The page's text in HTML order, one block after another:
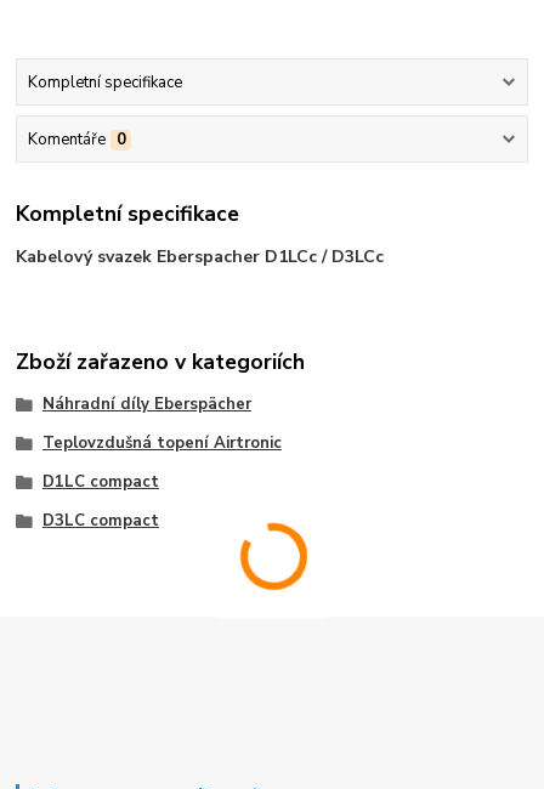
Kompletní specifikace
Komentáře 0
Kompletní specifikace
Kabelový svazek Eberspacher D1LCc / D3LCc
Zboží zařazeno v kategoriích
Náhradní díly Eberspächer
Teplovzdušná topení Airtronic
D1LC compact
D3LC compact